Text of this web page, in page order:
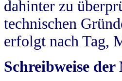
dahinter zu
technischen
erfolgt nach Tag,
Schreibweise der